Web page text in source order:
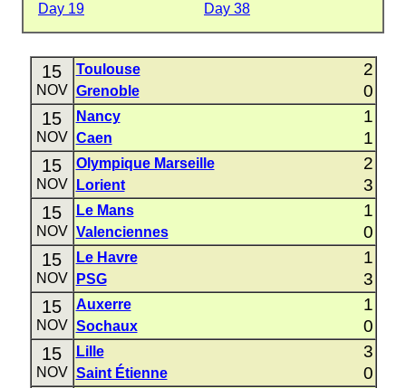
Day 19
Day 38
15
NOV
Toulouse 2
Grenoble 0
15
NOV
Nancy 1
Caen 1
15
NOV
Olympique Marseille 2
Lorient 3
15
NOV
Le Mans 1
Valenciennes 0
15
NOV
Le Havre 1
PSG 3
15
NOV
Auxerre 1
Sochaux 0
15
NOV
Lille 3
Saint Étienne 0